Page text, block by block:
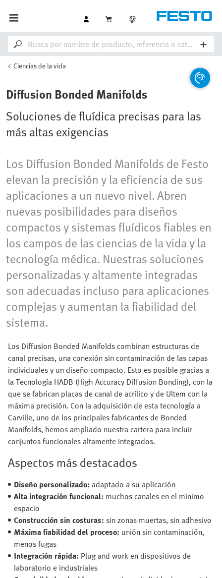
Ciencias de la vida
Diffusion Bonded Manifolds
Soluciones de fluídica precisas para las
más altas exigencias
Los Diffusion Bonded Manifolds de Festo
elevan la precisión y la eficiencia de sus
aplicaciones a un nuevo nivel. Abren
nuevas posibilidades para diseños
compactos y sistemas fluídicos fiables en
los campos de las ciencias de la vida y la
tecnología médica. Nuestras soluciones
personalizadas y altamente integradas
son adecuadas incluso para aplicaciones
complejas y aumentan la fiabilidad del
sistema.
Los Diffusion Bonded Manifolds combinan estructuras de
canal precisas, una conexión sin contaminación de las capas
individuales y un diseño compacto. Esto es posible gracias a
la Tecnología HADB (High Accuracy Diffusion Bonding), con la
que se fabrican placas de canal de acrílico y de Ultem con la
máxima precisión. Con la adquisición de esta tecnología a
Carville, uno de los principales fabricantes de Bonded
Manifolds, hemos ampliado nuestra cartera para incluir
conjuntos funcionales altamente integrados.
Aspectos más destacados
Diseño personalizado: adaptado a su aplicación
Alta integración funcional: muchos canales en el mínimo
espacio
Construcción sin costuras: sin zonas muertas, sin adhesivo
Máxima fiabilidad del proceso: unión sin contaminación,
menos fugas
Integración rápida: Plug and work en dispositivos de
laboratorio e industriales